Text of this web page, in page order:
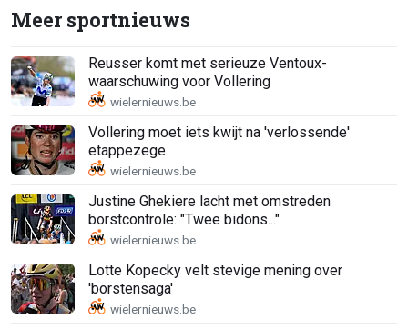
Meer sportnieuws
Reusser komt met serieuze Ventoux-
waarschuwing voor Vollering
Vollering moet iets kwijt na 'verlossende'
etappezege
Justine Ghekiere lacht met omstreden
borstcontrole: "Twee bidons..."
Lotte Kopecky velt stevige mening over
'borstensaga'